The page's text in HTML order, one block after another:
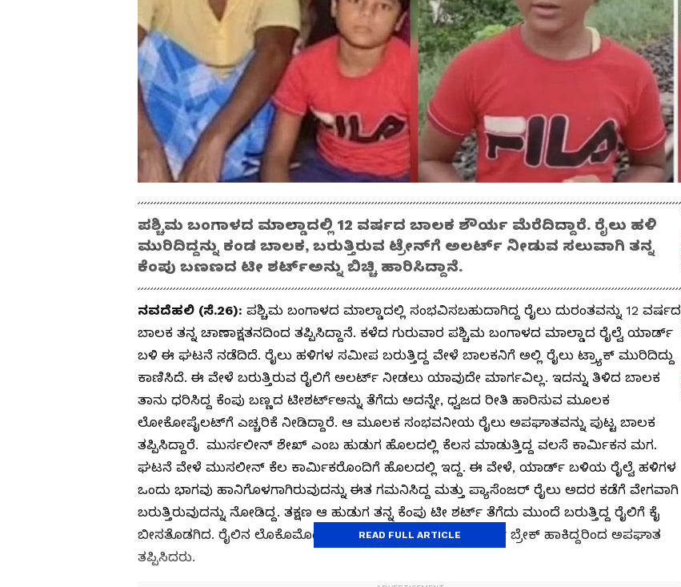
ಪಶ್ಚಿಮ ಬಂಗಾಳದ ಮಾಲ್ಡಾದಲ್ಲಿ 12 ವರ್ಷದ ಬಾಲಕ ಶೌರ್ಯ ಮೆರೆದಿದ್ದಾರೆ. ರೈಲು ಹಳಿ
ಮುರಿದಿದ್ದನ್ನು ಕಂಡ ಬಾಲಕ, ಬರುತ್ತಿರುವ ಟ್ರೇನ್‌ಗೆ ಅಲರ್ಟ್‌ ನೀಡುವ ಸಲುವಾಗಿ ತನ್ನ
ಕೆಂಪು ಬಣಣದ ಟೀ ಶರ್ಟ್‌ಅನ್ನು ಬಿಚ್ಚಿ ಹಾರಿಸಿದ್ದಾನೆ.
ನವದೆಹಲಿ (ಸೆ.26): ಪಶ್ಚಿಮ ಬಂಗಾಳದ ಮಾಲ್ಡಾದಲ್ಲಿ ಸಂಭವಿಸಬಹುದಾಗಿದ್ದ ರೈಲು ದುರಂತವನ್ನು 12 ವರ್ಷದ
ಬಾಲಕ ತನ್ನ ಚಾಣಾಕ್ಷತನದಿಂದ ತಪ್ಪಿಸಿದ್ದಾನೆ. ಕಳೆದ ಗುರುವಾರ ಪಶ್ಚಿಮ ಬಂಗಾಳದ ಮಾಲ್ಡಾದ ರೈಲ್ವೆ ಯಾರ್ಡ್
ಬಳಿ ಈ ಘಟನೆ ನಡೆದಿದೆ. ರೈಲು ಹಳಿಗಳ ಸಮೀಪ ಬರುತ್ತಿದ್ದ ವೇಳೆ ಬಾಲಕನಿಗೆ ಅಲ್ಲಿ ರೈಲು ಟ್ರ್ಯಾಕ್‌ ಮುರಿದಿದ್ದು
ಕಾಣಿಸಿದೆ. ಈ ವೇಳೆ ಬರುತ್ತಿರುವ ರೈಲಿಗೆ ಅಲರ್ಟ್‌ ನೀಡಲು ಯಾವುದೇ ಮಾರ್ಗವಿಲ್ಲ. ಇದನ್ನು ತಿಳಿದ ಬಾಲಕ
ತಾನು ಧರಿಸಿದ್ದ ಕೆಂಪು ಬಣ್ಣದ ಟೀಶರ್ಟ್‌ಅನ್ನು ತೆಗೆದು ಅದನ್ನೇ, ಧ್ವಜದ ರೀತಿ ಹಾರಿಸುವ ಮೂಲಕ
ಲೋಕೋಪೈಲಟ್‌ಗೆ ಎಚ್ಚರಿಕೆ ನೀಡಿದ್ದಾರೆ. ಆ ಮೂಲಕ ಸಂಭವನೀಯ ರೈಲು ಅಪಘಾತವನ್ನು ಪುಟ್ಟ ಬಾಲಕ
ತಪ್ಪಿಸಿದ್ದಾರೆ. ಮುರ್ಸಲೀನ್ ಶೇಖ್ ಎಂಬ ಹುಡುಗ ಹೊಲದಲ್ಲಿ ಕೆಲಸ ಮಾಡುತ್ತಿದ್ದ ವಲಸೆ ಕಾರ್ಮಿಕನ ಮಗ.
ಘಟನೆ ವೇಳೆ ಮುಸಲೀನ್ ಕೆಲ ಕಾರ್ಮಿಕರೊಂದಿಗೆ ಹೊಲದಲ್ಲಿ ಇದ್ದ. ಈ ವೇಳೆ, ಯಾರ್ಡ್ ಬಳಿಯ ರೈಲ್ವೆ ಹಳಿಗಳ
ಒಂದು ಭಾಗವು ಹಾನಿಗೊಳಗಾಗಿರುವುದನ್ನು ಈತ ಗಮನಿಸಿದ್ದ ಮತ್ತು ಪ್ಯಾಸೆಂಜರ್ ರೈಲು ಅದರ ಕಡೆಗೆ ವೇಗವಾಗಿ
ಬರುತ್ತಿರುವುದನ್ನು ನೋಡಿದ್ದ. ತಕ್ಷಣ ಆ ಹುಡುಗ ತನ್ನ ಕೆಂಪು ಟೀ ಶರ್ಟ್ ತೆಗೆದು ಮುಂದೆ ಬರುತ್ತಿದ್ದ ರೈಲಿಗೆ ಕೈ
ಬೀಸತೊಡಗಿದ. ರೈಲಿನ ಲೊಕೊಮೊಟಿವ್ ಪೈಲಟ್ ಸಿಗ್ನಲ್ ಗುರುತಿಸಿ ತುರ್ತು ಬ್ರೇಕ್ ಹಾಕಿದ್ದರಿಂದ ಅಪಘಾತ
ತಪ್ಪಿಸಿದರು.
READ FULL ARTICLE